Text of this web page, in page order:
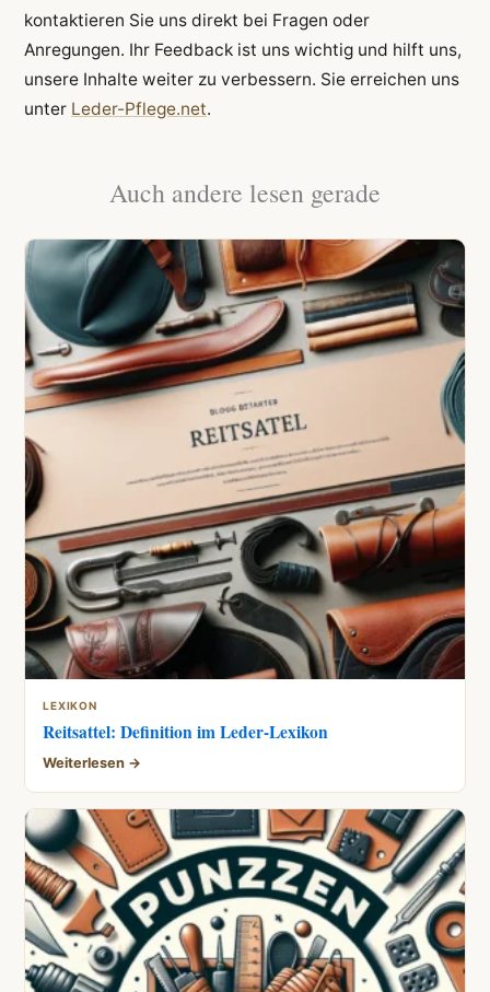
kontaktieren Sie uns direkt bei Fragen oder
Anregungen. Ihr Feedback ist uns wichtig und hilft uns,
unsere Inhalte weiter zu verbessern. Sie erreichen uns
unter Leder-Pflege.net.
Auch andere lesen gerade
LEXIKON
Reitsattel: Definition im Leder-Lexikon
Weiterlesen →